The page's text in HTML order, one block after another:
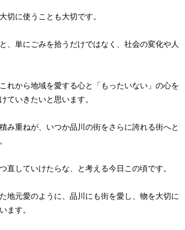
切に使うことも大切です。
、単にごみを拾うだけではなく、社会の変化や人
れから地域を愛する心と「もったいない」の心を
ていきたいと思います。
み重ねが、いつか品川の街をさらに誇れる街へと
直していけたらな、と考える今日この頃です。
地元愛のように、品川にも街を愛し、物を大切に
ます。